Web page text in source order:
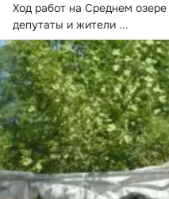
Ход работ на Среднем
депутаты и жители ...